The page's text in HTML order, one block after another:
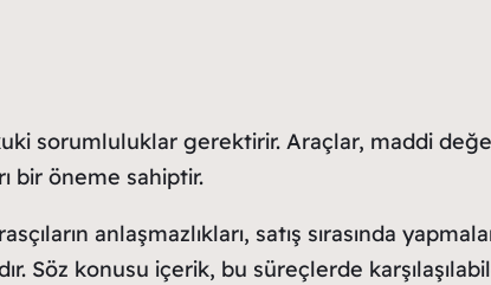
sorumluluklar gerektirir. Araçlar, maddi
bir öneme sahiptir.
anlaşmazlıkları, satış sırasında
Söz konusu içerik, bu süreçlerde